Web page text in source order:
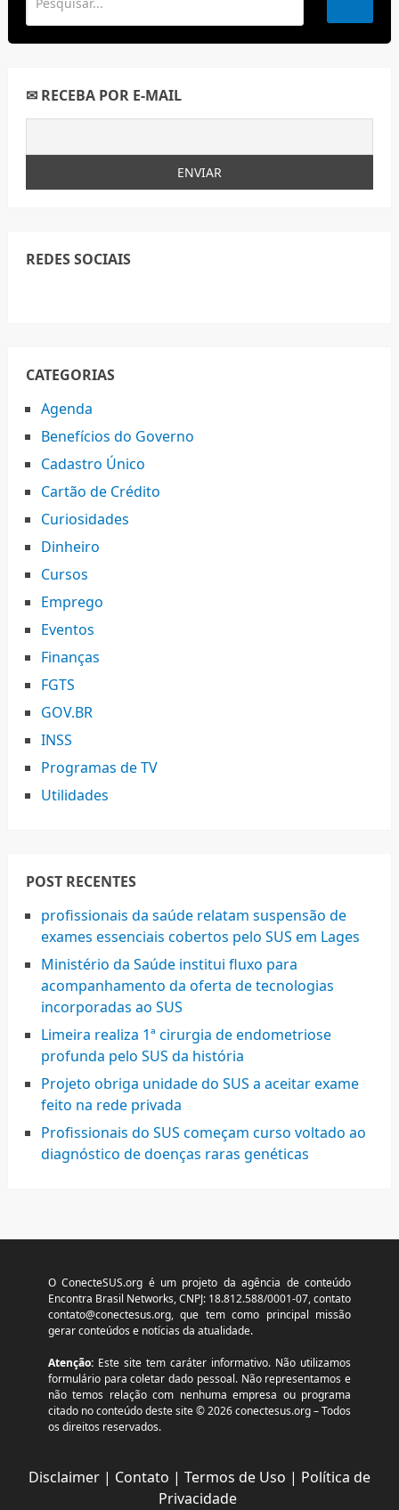
✉ RECEBA POR E-MAIL
REDES SOCIAIS
CATEGORIAS
Agenda
Benefícios do Governo
Cadastro Único
Cartão de Crédito
Curiosidades
Dinheiro
Cursos
Emprego
Eventos
Finanças
FGTS
GOV.BR
INSS
Programas de TV
Utilidades
POST RECENTES
profissionais da saúde relatam suspensão de
exames essenciais cobertos pelo SUS em Lages
Ministério da Saúde institui fluxo para
acompanhamento da oferta de tecnologias
incorporadas ao SUS
Limeira realiza 1ª cirurgia de endometriose
profunda pelo SUS da história
Projeto obriga unidade do SUS a aceitar exame
feito na rede privada
Profissionais do SUS começam curso voltado ao
diagnóstico de doenças raras genéticas
O ConecteSUS.org é um projeto da agência de conteúdo
Encontra Brasil Networks, CNPJ: 18.812.588/0001-07, contato
contato@conectesus.org, que tem como principal missão
gerar conteúdos e notícias da atualidade.
Atenção:Este site tem caráter informativo. Não utilizamos
formulário para coletar dado pessoal. Não representamos e
não temos relação com nenhuma empresa ou programa
citado no conteúdo deste site © 2026 conectesus.org – Todos
os direitos reservados.
Disclaimer| Contato | Termos de Uso | Política de
Privacidade